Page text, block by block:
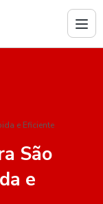
e Eficiente
São
e